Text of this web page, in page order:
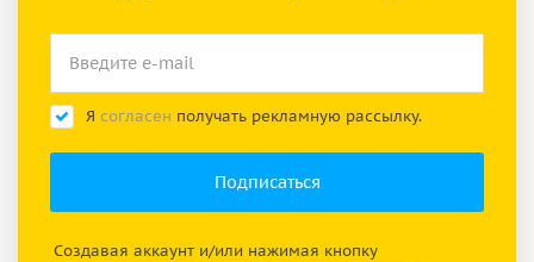
Я согласен получать рекламную рассылку.
Создавая аккаунт и/или нажимая кнопку